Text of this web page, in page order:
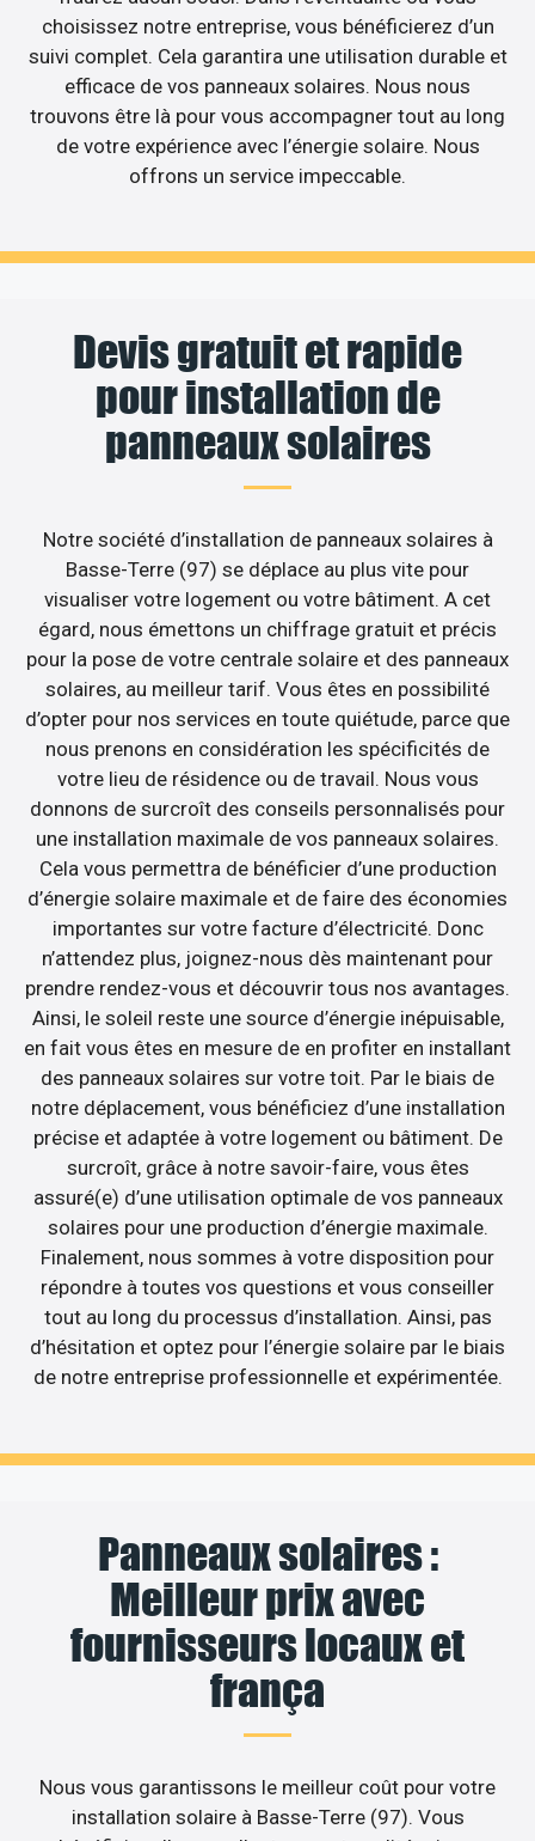
choisissez notre entreprise, vous bénéficierez d’un
suivi complet. Cela garantira une utilisation durable et
efficace de vos panneaux solaires. Nous nous
trouvons être là pour vous accompagner tout au long
de votre expérience avec l’énergie solaire. Nous
offrons un service impeccable.
Devis gratuit et rapide
pour installation de
panneaux solaires
Notre société d’installation de panneaux solaires à
Basse-Terre (97) se déplace au plus vite pour
visualiser votre logement ou votre bâtiment. A cet
égard, nous émettons un chiffrage gratuit et précis
pour la pose de votre centrale solaire et des panneaux
solaires, au meilleur tarif. Vous êtes en possibilité
d’opter pour nos services en toute quiétude, parce que
nous prenons en considération les spécificités de
votre lieu de résidence ou de travail. Nous vous
donnons de surcroît des conseils personnalisés pour
une installation maximale de vos panneaux solaires.
Cela vous permettra de bénéficier d’une production
d’énergie solaire maximale et de faire des économies
importantes sur votre facture d’électricité. Donc
n’attendez plus, joignez-nous dès maintenant pour
prendre rendez-vous et découvrir tous nos avantages.
Ainsi, le soleil reste une source d’énergie inépuisable,
en fait vous êtes en mesure de en profiter en installant
des panneaux solaires sur votre toit. Par le biais de
notre déplacement, vous bénéficiez d’une installation
précise et adaptée à votre logement ou bâtiment. De
surcroît, grâce à notre savoir-faire, vous êtes
assuré(e) d’une utilisation optimale de vos panneaux
solaires pour une production d’énergie maximale.
Finalement, nous sommes à votre disposition pour
répondre à toutes vos questions et vous conseiller
tout au long du processus d’installation. Ainsi, pas
d’hésitation et optez pour l’énergie solaire par le biais
de notre entreprise professionnelle et expérimentée.
Panneaux solaires :
Meilleur prix avec
fournisseurs locaux et
frança
Nous vous garantissons le meilleur coût pour votre
installation solaire à Basse-Terre (97). Vous